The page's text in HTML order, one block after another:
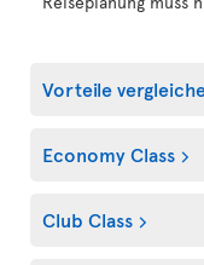
Vorteile
Economy Class
Club Class